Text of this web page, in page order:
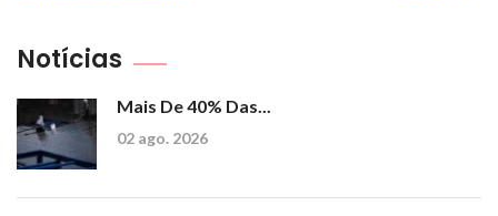
Notícias
Mais De 40% Das...
02 ago. 2026